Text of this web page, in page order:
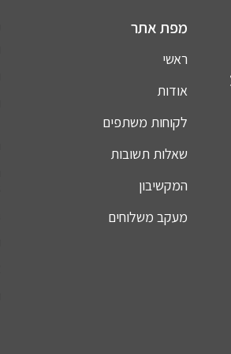
מפת אתר
ראשי
אודות
לקוחות משתפים
שאלות תשובות
המקשיבון
מעקב משלוחים